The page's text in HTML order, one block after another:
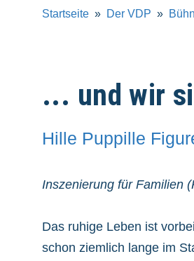
Startseite Der VDP
... und wir
Hille Puppille
Inszenierung für Familien
Das ruhige Leben ist
schon ziemlich lange im